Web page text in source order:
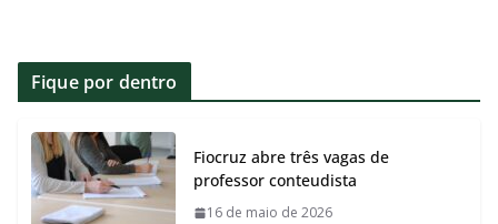
Fique por dentro
Fiocruz abre três vagas de
professor conteudista
16 de maio de 2026